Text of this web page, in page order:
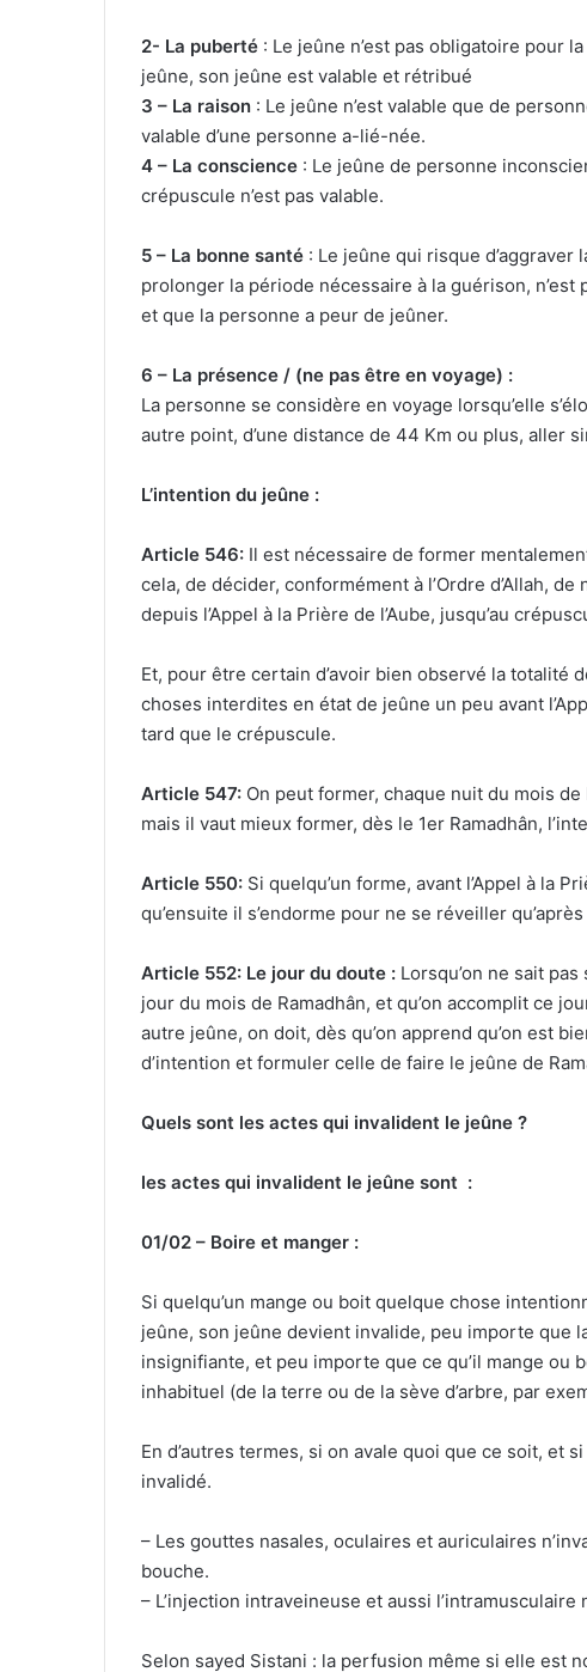
2- La puberté : Le jeûne n’est pas obligatoire pour
jeûne, son jeûne est valable et rétribué
3 – La raison : Le jeûne n’est valable que de
valable d’une personne a-lié-née.
4 – La conscience : Le jeûne de personne
crépuscule n’est pas valable.
5 – La bonne santé : Le jeûne qui risque d’aggraver
prolonger la période nécessaire à la guérison,
et que la personne a peur de jeûner.­
6 – La présence / (ne pas être en voyage) :
La personne se considère en voyage lorsqu’elle
autre point, d’une distance de 44 Km ou plus, aller
L’intention du jeûne :
Article 546: Il est nécessaire de former
cela, de décider, conformément à l’Ordre d’Allah,
depuis l’Appel à la Prière de l’Aube, jusqu’au
Et, pour être certain d’avoir bien observé la totalité
choses interdites en état de jeûne un peu avant
tard que le crépuscule.
Article 547: On peut former, chaque nuit du mois
mais il vaut mieux former, dès le 1er Ramadhân,
Article 550: Si quelqu’un forme, avant l’Appel à la
qu’ensuite il s’endorme pour ne se réveiller
Article 552: Le jour du doute : Lorsqu’on ne sait
jour du mois de Ramadhân, et qu’on accomplit ce
autre jeûne, on doit, dès qu’on apprend qu’on est
d’intention et formuler celle de faire le jeûne de
Quels sont les actes qui invalident le jeûne ?
les actes qui invalident le jeûne sont :
01/02 – Boire et manger :
Si quelqu’un mange ou boit quelque chose
jeûne, son jeûne devient invalide, peu importe que
insignifiante, et peu importe que ce qu’il mange ou
inhabituel (de la terre ou de la sève d’arbre, par
En d’autres termes, si on avale quoi que ce soit, et
invalidé.
– Les gouttes nasales, oculaires et auriculaires
bouche.
– L’injection intraveineuse et aussi l’intramusculaire
Selon sayed Sistani : la perfusion même si elle est